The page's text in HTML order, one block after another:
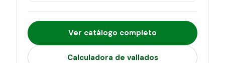
Ver catálogo completo
Calculadora de vallados